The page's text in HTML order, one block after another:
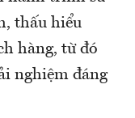
thấu hiểu
hàng, từ đó
nghiệm đáng